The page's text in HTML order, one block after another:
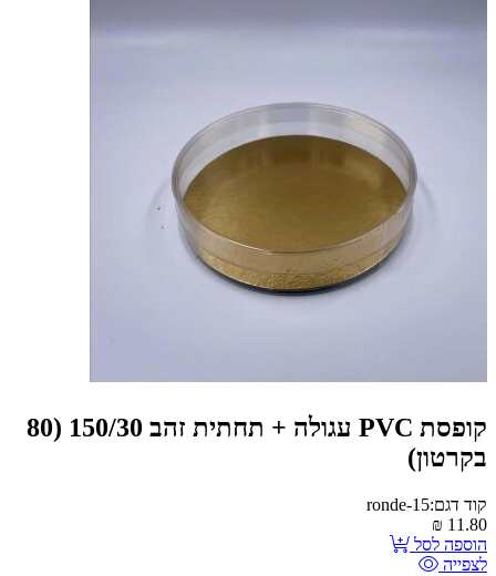
קופסת PVC עגולה + תחתית זהב 150/30 (80
בקרטון)
קוד דגם:ronde-15
11.80
₪
הוספה לסל
לצפייה